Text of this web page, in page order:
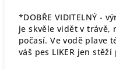
*DOBŘE VIDITELNÝ -
je skvěle vidět v trávě,
počasí. Ve vodě plave
váš pes LIKER jen